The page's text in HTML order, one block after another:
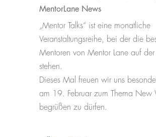
MentorLane News
„Mentor Talks“ ist eine monatliche
Veranstaltungsreihe, bei der die
Mentoren von Mentor Lane auf der
stehen.
Dieses Mal freuen wir uns
am 19. Februar zum Thema New
begrüßen zu dürfen.